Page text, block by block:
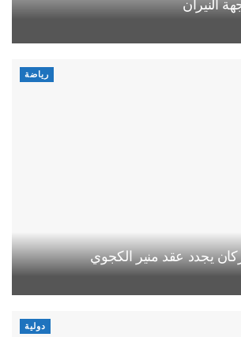
رياضة
يجدد عقد منير الكجوي
دولية